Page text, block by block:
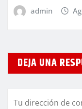
admin
DEJA UNA
Tu dirección de